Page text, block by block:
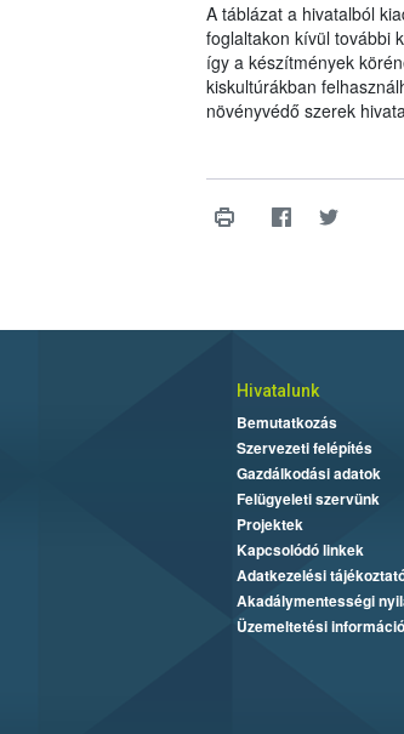
A táblázat a hivatalból
foglaltakon kívül további
így a készítmények
kiskultúrákban
növényvédő szerek
Hivatalunk
Bemutatkozás
Szervezeti felépítés
Gazdálkodási adatok
Felügyeleti szervünk
Projektek
Kapcsolódó linkek
Adatkezelési
Akadálymentességi
Üzemeltetési információ